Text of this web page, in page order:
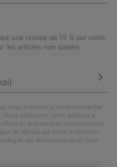
une remise de 15 % sur votre
les articles non soldés.
vous inscrivez à notre newsletter
Nous utiliserons votre adresse e-
et événements promotionnels.
de détails sur notre traitement
et sur les moyens dont vous